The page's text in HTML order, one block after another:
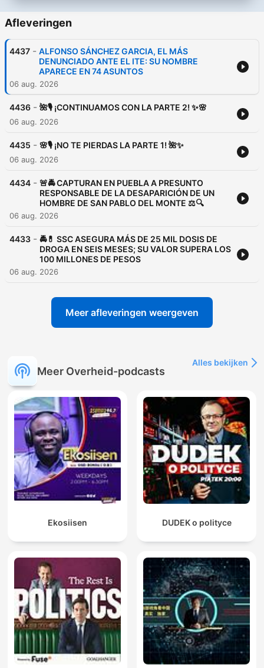
Afleveringen
4437 - ALFONSO SÁNCHEZ GARCIA, EL MÁS
DENUNCIADO ANTE EL ITE: SU NOMBRE
APARECE EN 74 ASUNTOS
06 aug. 2026
4436 - 🌺🎙️ ¡CONTINUAMOS CON LA PARTE 2! ✨🌸
06 aug. 2026
4435 - 🌸🎙️ ¡NO TE PIERDAS LA PARTE 1! 🌺✨
06 aug. 2026
4434 - 🚨🚔 CAPTURAN EN PUEBLA A PRESUNTO
RESPONSABLE DE LA DESAPARICIÓN DE UN
HOMBRE DE SAN PABLO DEL MONTE ⚖️🔍
06 aug. 2026
4433 - 🚔💊 SSC ASEGURA MÁS DE 25 MIL DOSIS DE
DROGA EN SEIS MESES; SU VALOR SUPERA LOS
100 MILLONES DE PESOS
06 aug. 2026
Meer afleveringen weergeven
Meer Overheid-podcasts
Alles bekijken
Ekosiisen DUDEK o polityce